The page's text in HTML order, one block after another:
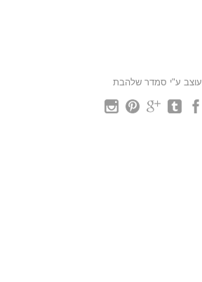
עוצב ע"י סמדר שלהבת